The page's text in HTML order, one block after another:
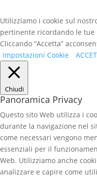
Utilizziamo i cookie sul
pertinente ricordando le
Cliccando “Accetta”
Impostazioni Cookie
Chiudi
Panoramica Privacy
Questo sito Web utilizza i
durante la navigazione nel
come necessari vengono
essenziali per il
Web. Utilizziamo anche
analizzare e capire come